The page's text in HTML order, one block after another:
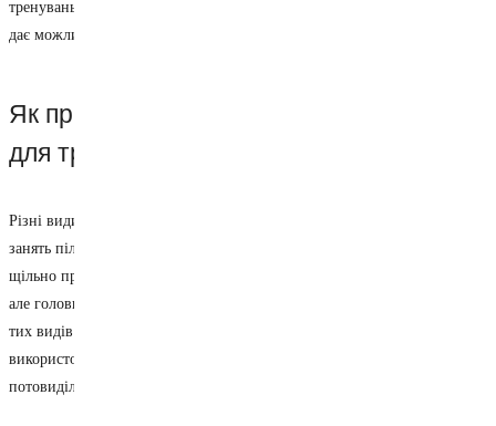
тренувань. Такі моделі мають зручну еластичну гумку зі шнурком, що
дає можливість регулювати ширину пояса.
Як правильно підібрати спортивні шорти
для тренувань?
Різні види спорту вимагають певних тонкощів у виборі одягу. Для
занять пілатесом та йогою найкращим варіантом будуть еластичні та
щільно прилеглі, а для активних ігор та бігу підійдуть широкі моделі,
але головною умовою є зручність та відсутність скутості рухів. Для
тих видів спорту, де передбачаються інтенсивні фізичні навантаження,
використовується одяг з матеріалів, що дихають, здатних регулювати
потовиділення.